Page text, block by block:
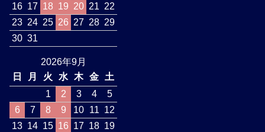
16 17 18 19 20 21 22
23 24 25 26 27 28 29
30 31
2026年9月
日
月 火 水 木 金
土
1
2 3 4
5
6
7 8 9 10 11 12
13 14 15 16 17 18 19